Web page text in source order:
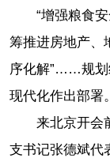
“增强粮食
筹推进房地产、
序化解”……规划
现代化作出部署。
来北京开会
支书记张德斌代